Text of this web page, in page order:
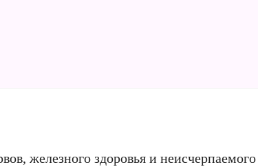
железного здоровья и неисчерпаемого